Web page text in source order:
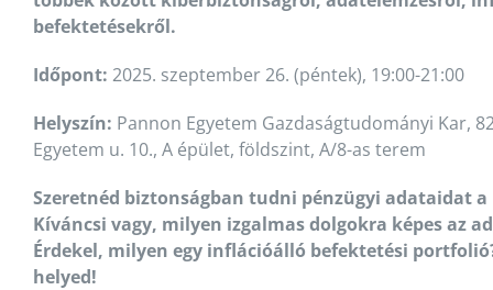
befektetésekről.
Időpont: 2025. szeptember 26. (péntek), 19:00-21:00
Helyszín: Pannon Egyetem Gazdaságtudományi Kar,
Egyetem u. 10., A épület, földszint, A/8-as terem
Szeretnéd biztonságban tudni pénzügyi adataidat
Kíváncsi vagy, milyen izgalmas dolgokra képes az
Érdekel, milyen egy inflációálló befektetési
helyed!